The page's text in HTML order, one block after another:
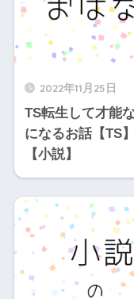
2022年11月25日
TS転生して才能
になるお話【TS
【小説】